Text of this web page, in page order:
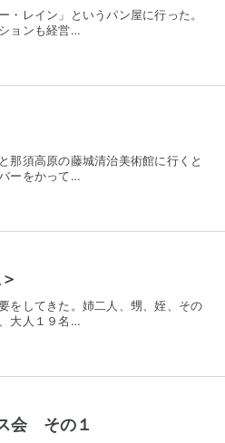
・レイン」というパン屋に行った。
ョンも経営…
那須高原の藤城清治美術館に行くと
ーをかって…
をしてきた。姉二人、甥、姪、その
大人１９名…
会 その１